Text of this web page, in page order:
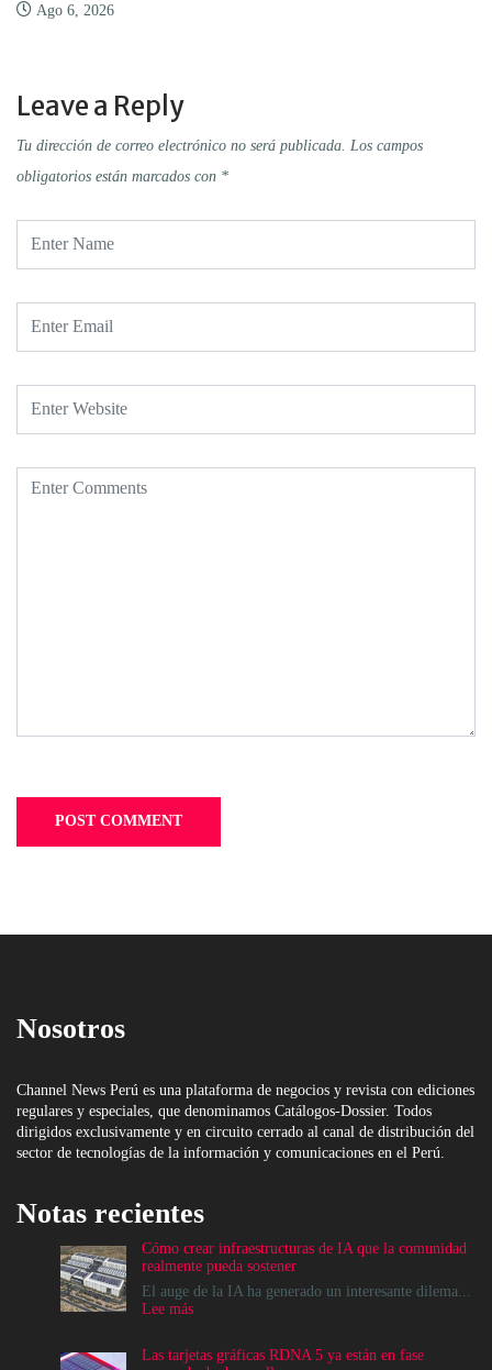
Ago 6, 2026
Leave a Reply
Tu dirección de correo electrónico no será publicada. Los campos
obligatorios están marcados con *
Nosotros
Channel News Perú es una plataforma de negocios y revista con ediciones
regulares y especiales, que denominamos Catálogos-Dossier. Todos
dirigidos exclusivamente y en circuito cerrado al canal de distribución del
sector de tecnologías de la información y comunicaciones en el Perú.
Notas recientes
Cómo crear infraestructuras de IA que la comunidad
realmente pueda sostener
El auge de la IA ha generado un interesante dilema...
Lee más:
infraestructuras
Las tarjetas gráficas RDNA 5 ya están en fase